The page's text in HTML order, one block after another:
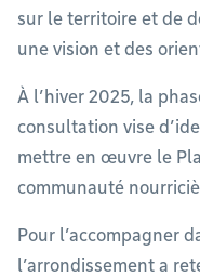
sur le territoire et de
une vision et des
À l’hiver 2025, la
consultation vise
mettre en œuvre le
communauté
Pour l’accompagner
l’arrondissement a